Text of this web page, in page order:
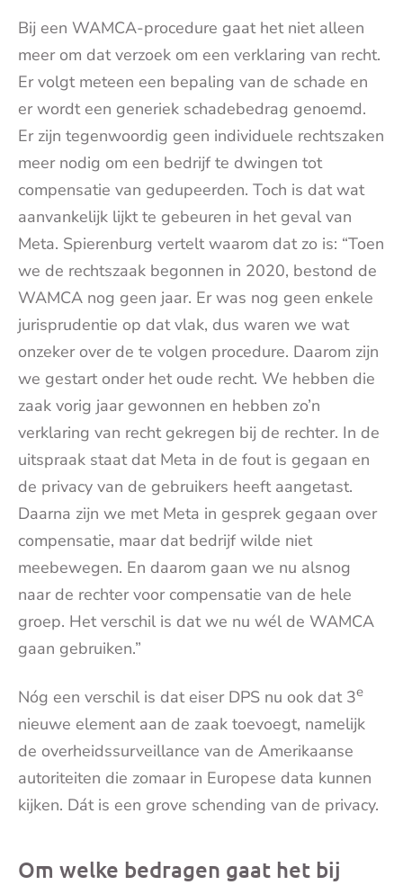
Bij een WAMCA-procedure gaat het niet alleen
meer om dat verzoek om een verklaring van recht.
Er volgt meteen een bepaling van de schade en
er wordt een generiek schadebedrag genoemd.
Er zijn tegenwoordig geen individuele rechtszaken
meer nodig om een bedrijf te dwingen tot
compensatie van gedupeerden. Toch is dat wat
aanvankelijk lijkt te gebeuren in het geval van
Meta. Spierenburg vertelt waarom dat zo is: “Toen
we de rechtszaak begonnen in 2020, bestond de
WAMCA nog geen jaar. Er was nog geen enkele
jurisprudentie op dat vlak, dus waren we wat
onzeker over de te volgen procedure. Daarom zijn
we gestart onder het oude recht. We hebben die
zaak vorig jaar gewonnen en hebben zo’n
verklaring van recht gekregen bij de rechter. In de
uitspraak staat dat Meta in de fout is gegaan en
de privacy van de gebruikers heeft aangetast.
Daarna zijn we met Meta in gesprek gegaan over
compensatie, maar dat bedrijf wilde niet
meebewegen. En daarom gaan we nu alsnog
naar de rechter voor compensatie van de hele
groep. Het verschil is dat we nu wél de WAMCA
gaan gebruiken.”
Nóg een verschil is dat eiser DPS nu ook dat 3e
nieuwe element aan de zaak toevoegt, namelijk
de overheidssurveillance van de Amerikaanse
autoriteiten die zomaar in Europese data kunnen
kijken. Dát is een grove schending van de privacy.
Om welke bedragen gaat het bij